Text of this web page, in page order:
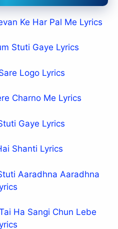
Ke Har Pal Me Lyrics
Stuti Gaye Lyrics
Logo Lyrics
Charno Me Lyrics
Gaye Lyrics
Shanti Lyrics
Aaradhna Aaradhna
Ha Sangi Chun Lebe